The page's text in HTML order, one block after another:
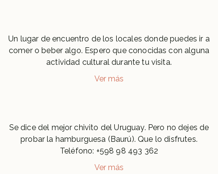
Un lugar de encuentro de los locales donde puedes ir a
comer o beber algo. Espero que conocidas con alguna
actividad cultural durante tu visita.
Ver más
Se dice del mejor chivito del Uruguay. Pero no dejes de
probar la hamburguesa (Baurú). Que lo disfrutes.
Teléfono: +598 98 493 362
Ver más